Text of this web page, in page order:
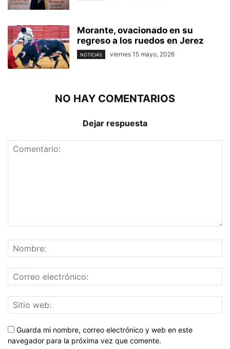
Morante, ovacionado en su
regreso a los ruedos en Jerez
NOTICIAS viernes 15 mayo, 2026
NO HAY COMENTARIOS
Dejar respuesta
Guarda mi nombre, correo electrónico y web en este
navegador para la próxima vez que comente.